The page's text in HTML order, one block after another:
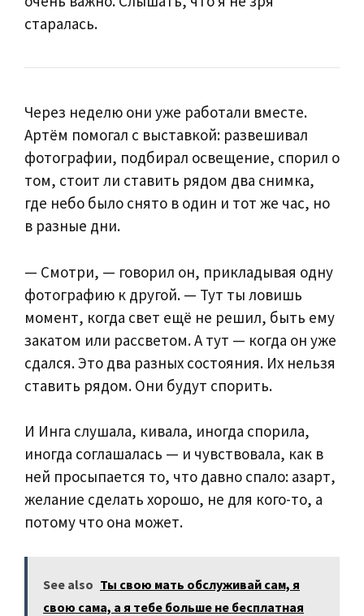
старалась.
Через неделю они уже работали вместе.
Артём помогал с выставкой: развешивал
фотографии, подбирал освещение, спорил о
том, стоит ли ставить рядом два снимка,
где небо было снято в один и тот же час, но
в разные дни.
— Смотри, — говорил он, прикладывая одну
фотографию к другой. — Тут ты ловишь
момент, когда свет ещё не решил, быть ему
закатом или рассветом. А тут — когда он уже
сдался. Это два разных состояния. Их нельзя
ставить рядом. Они будут спорить.
И Инга слушала, кивала, иногда спорила,
иногда соглашалась — и чувствовала, как в
ней просыпается то, что давно спало: азарт,
желание сделать хорошо, не для кого-то, а
потому что она может.
See also Ты свою мать обслуживай сам, я
свою сама, а я тебе больше не бесплатная